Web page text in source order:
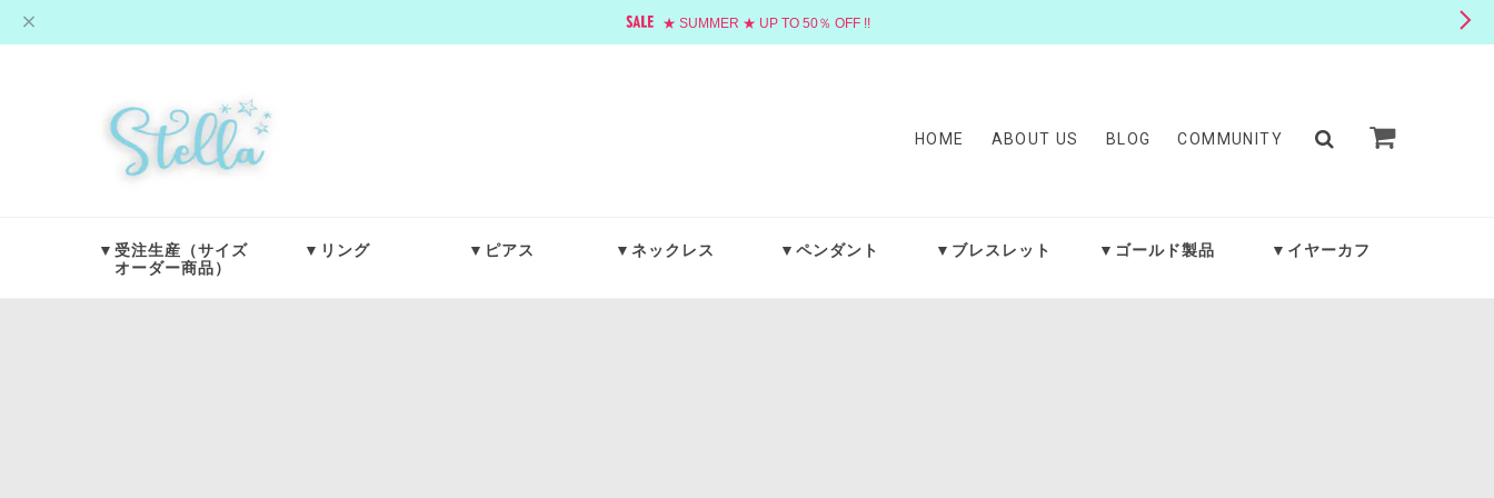
★ SUMMER ★ UP TO 50％ OFF !!
HOME ABOUT US BLOG COMMUNITY
▼受注生産（サイズ
オーダー商品）
▼リング ▼ピアス ▼ネックレス ▼ペンダント ▼ブレスレット ▼ゴールド製品 ▼イヤーカフ